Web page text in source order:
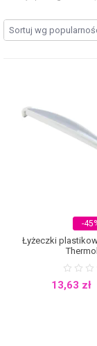
dziecięce sztućce.
wybrać
lub drewno. Są one w
deserowego.
starszych należy
Zestawy sztućców dla
tym atrakcyjne
więc samodzielne
zmieniają kolor pod
Pomocne okazuje się
ulubionej bajki
że dziecko zje
zapakowane, czyli
BebeDue. Bogata
-
Łyżeczki
13,63 zł